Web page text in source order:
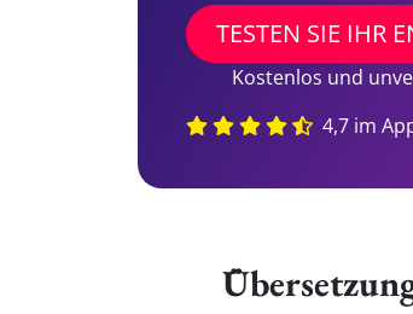
TESTEN SIE IHR
Kostenlos und
4,7 im